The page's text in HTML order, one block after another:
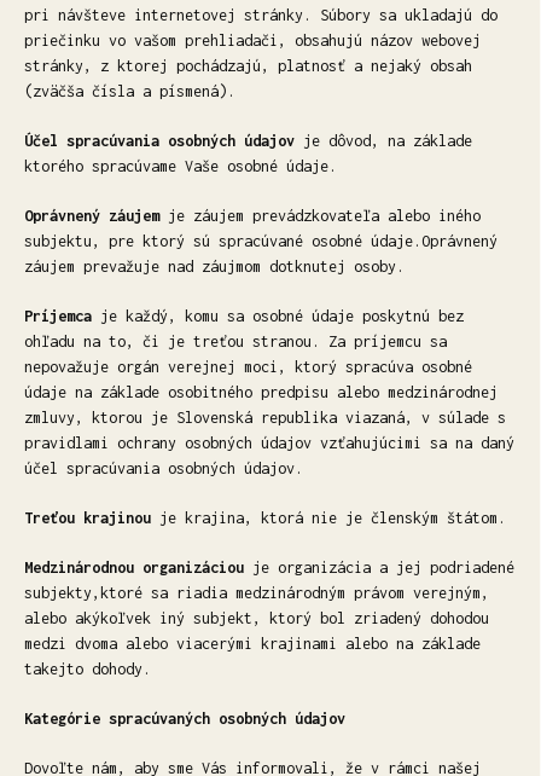
pri návšteve internetovej stránky. Súbory sa ukladajú do
priečinku vo vašom prehliadači, obsahujú názov webovej
stránky, z ktorej pochádzajú, platnosť a nejaký obsah
(zväčša čísla a písmená).
Účel spracúvania osobných údajov je dôvod, na základe
ktorého spracúvame Vaše osobné údaje.
Oprávnený záujemje záujem prevádzkovateľa alebo iného
subjektu, pre ktorý sú spracúvané osobné údaje.Oprávnený
záujem prevažuje nad záujmom dotknutej osoby.
Príjemca je každý, komu sa osobné údaje poskytnú bez
ohľadu na to, či je treťou stranou. Za príjemcu sa
nepovažuje orgán verejnej moci, ktorý spracúva osobné
údaje na základe osobitného predpisu alebo medzinárodnej
zmluvy, ktorou je Slovenská republika viazaná, v súlade s
pravidlami ochrany osobných údajov vzťahujúcimi sa na daný
účel spracúvania osobných údajov.
Treťou krajinou je krajina, ktorá nie je členským štátom.
Medzinárodnou organizáciou je organizácia a jej podriadené
subjekty,ktoré sa riadia medzinárodným právom verejným,
alebo akýkoľvek iný subjekt, ktorý bol zriadený dohodou
medzi dvoma alebo viacerými krajinami alebo na základe
takejto dohody.
Kategórie spracúvaných osobných údajov
Dovoľte nám, aby sme Vás informovali, že v rámci našej